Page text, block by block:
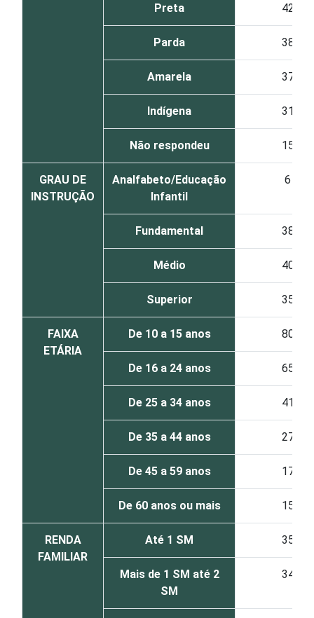
Preta 42
Parda 38
Amarela 37
Indígena 31
Não respondeu 15
GRAU DE
INSTRUÇÃO
Analfabeto/Educação
Infantil
6
Fundamental 38
Médio 40
Superior 35
FAIXA
ETÁRIA
De 10 a 15 anos 80
De 16 a 24 anos 65
De 25 a 34 anos 41
De 35 a 44 anos 27
De 45 a 59 anos 17
De 60 anos ou mais 15
RENDA
FAMILIAR
Até 1 SM 35
Mais de 1 SM até 2
SM
34